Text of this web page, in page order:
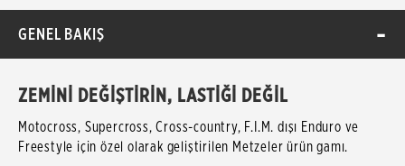
GENEL BAKIŞ
ZEMİNİ DEĞİŞTİRİN, LASTİĞİ DEĞİL
Motocross, Supercross, Cross-country, F.I.M. dışı Enduro ve
Freestyle için özel olarak geliştirilen Metzeler ürün gamı.